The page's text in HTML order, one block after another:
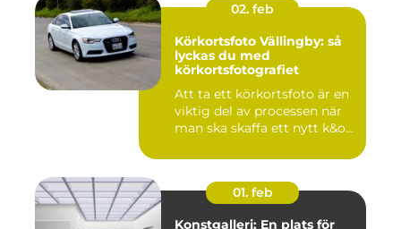
02. feb
Körkortsfoto Vällingby: så
lyckas du med
körkortsfotografiet
Att ta ett körkortsfoto är en
viktig del av processen när
man ska skaffa ett nytt k&o...
01. feb
Konstgalleri: En plats för